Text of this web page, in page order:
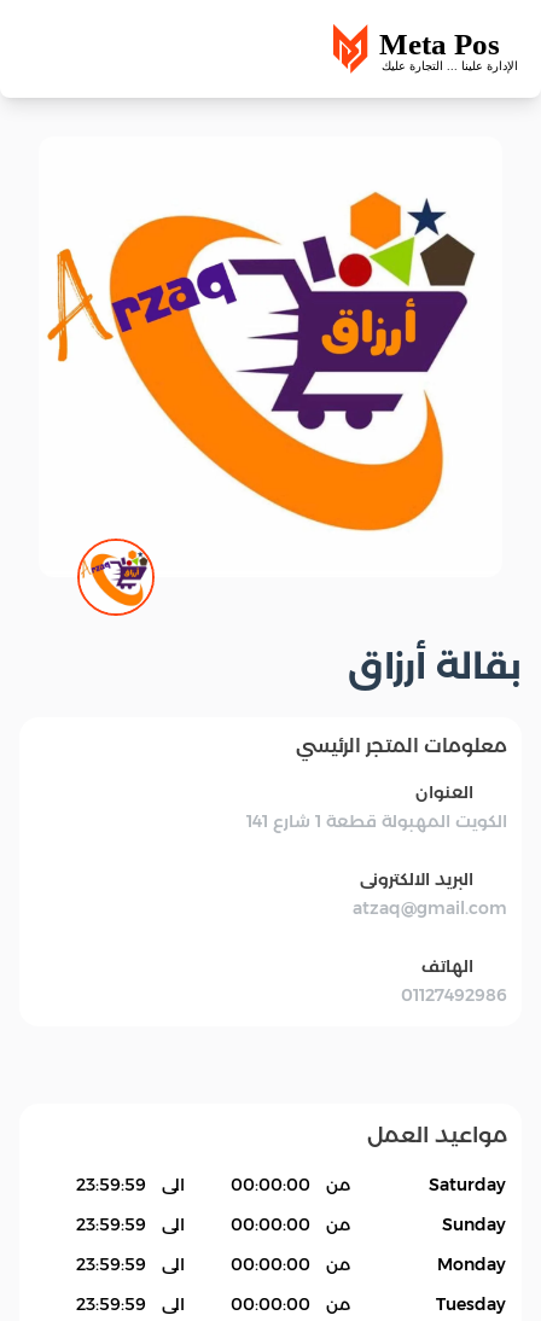
بقالة أرزاق
معلومات المتجر الرئيسي
العنوان
الكويت المهبولة قطعة 1 شارع 141
البريد الالكترونى
atzaq@gmail.com
الهاتف
01127492986
مواعيد العمل
Saturday من 00:00:00 الى
23:59:59
Sunday
من 00:00:00 الى
23:59:59
Monday
من 00:00:00 الى
23:59:59
Tuesday
من 00:00:00 الى
23:59:59